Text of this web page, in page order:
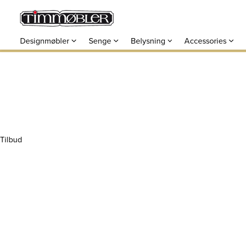
Designmøbler
Senge Belysning Accessories
Tilbud